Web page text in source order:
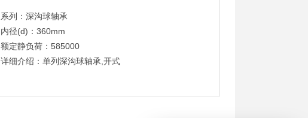
系列：深沟球轴承
内径(d)：360mm
额定静负荷：585000
详细介绍：单列深沟球轴承,开式